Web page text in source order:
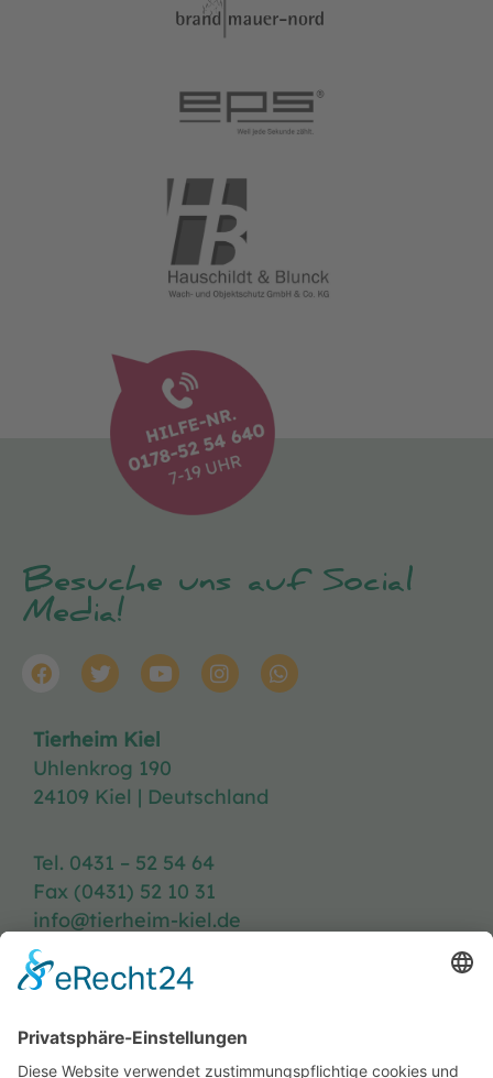
Besuche uns auf Social
Media!
Tierheim Kiel
Uhlenkrog 190
24109 Kiel | Deutschland
Tel. 0431 – 52 54 64
Fax (0431) 52 10 31
info@tierheim-kiel.de
Spenden
Kontakt & Anfahrt